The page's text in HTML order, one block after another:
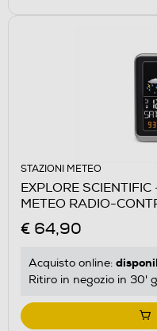
STAZIONI METEO
EXPLORE
METEO RADIO-
€ 64,90
Acquisto online:
Ritiro in negozio in 30'